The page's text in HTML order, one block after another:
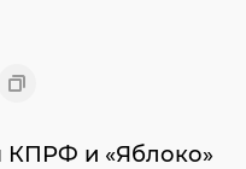
КПРФ и «Яблоко»